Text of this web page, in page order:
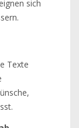
sich
Texte